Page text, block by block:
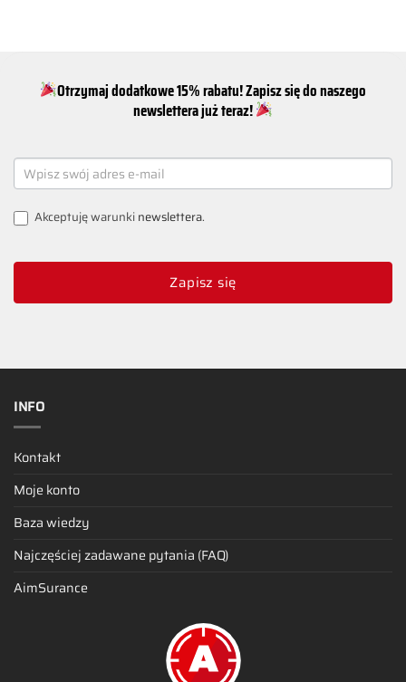
Otrzymaj dodatkowe 15% rabatu! Zapisz się do naszego
newslettera już teraz!
NEWSLETTER
SIGNUP
Akceptuję warunkinewslettera.
Zapisz się
INFO
Kontakt
Moje konto
Baza wiedzy
Najczęściej zadawane pytania (FAQ)
AimSurance